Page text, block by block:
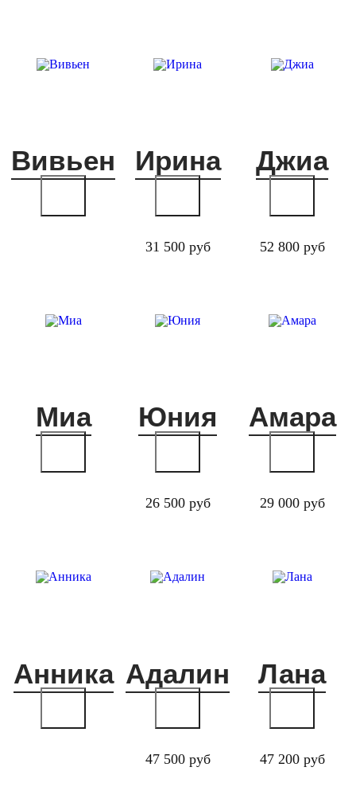
Вивьен
31 500 руб
Ирина
52 800 руб
Джиа
Миа
26 500 руб
Юния
29 000 руб
Амара
Анника
47 500 руб
Адалин
47 200 руб
Лана